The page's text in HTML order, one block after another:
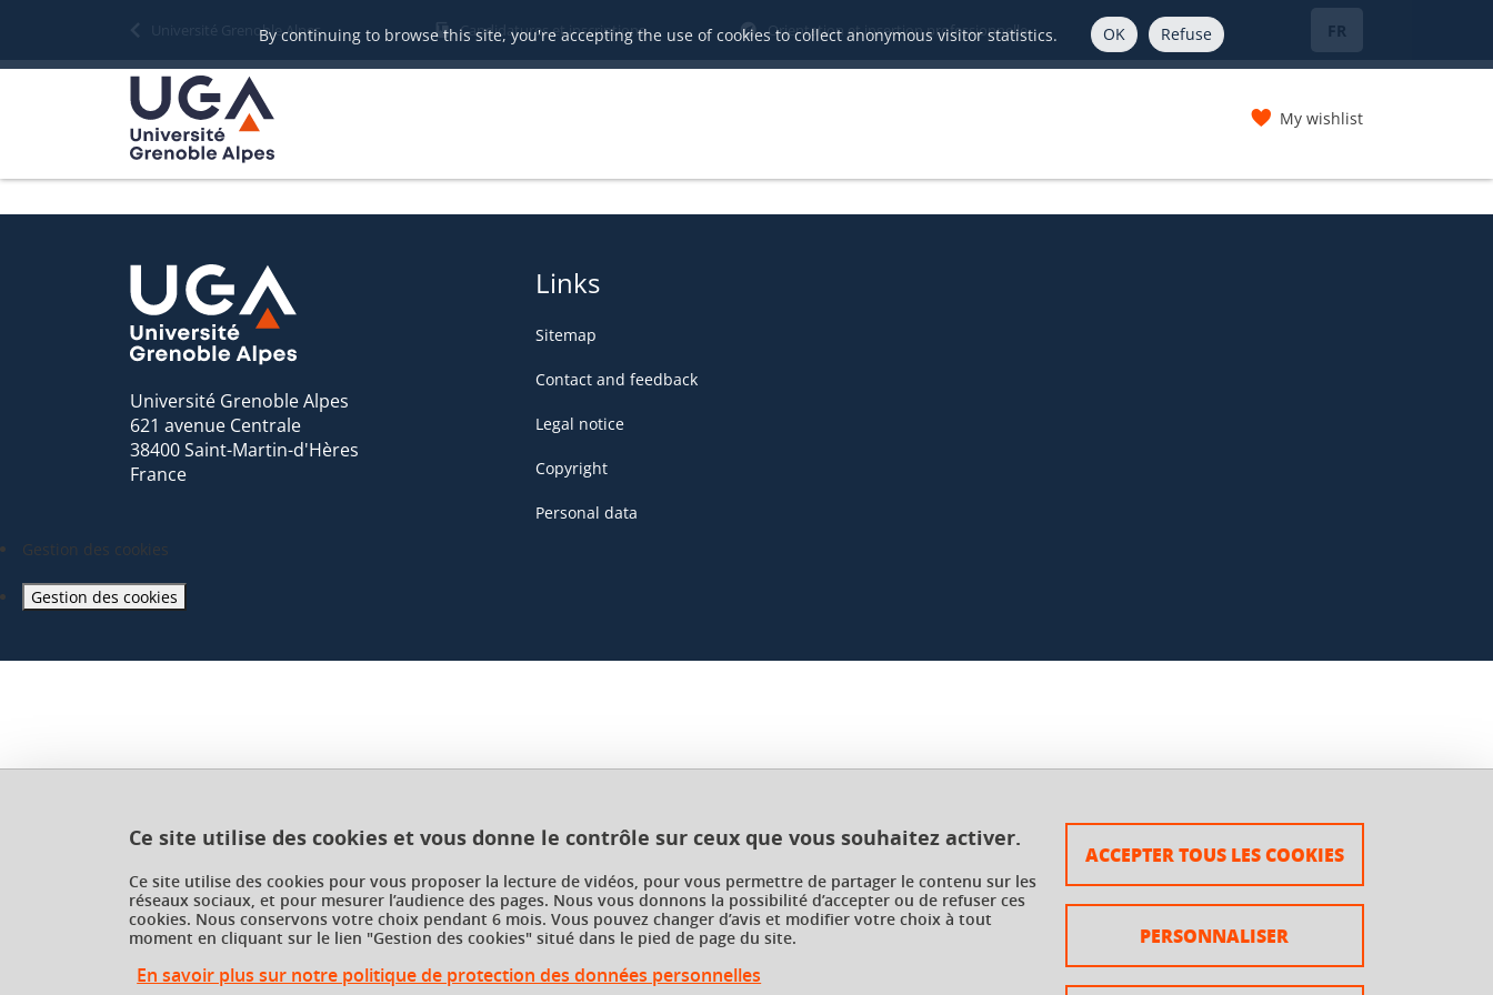
Ce site utilise des cookies et vous donne le contrôle sur ceux que vous souhaitez activer.
Ce site utilise des cookies pour vous proposer la lecture de vidéos, pour vous permettre de partager le contenu sur les
réseaux sociaux, et pour mesurer l’audience des pages. Nous vous donnons la possibilité d’accepter ou de refuser ces
cookies. Nous conservons votre choix pendant 6 mois. Vous pouvez changer d’avis et modifier votre choix à tout
moment en cliquant sur le lien "Gestion des cookies" situé dans le pied de page du site.
En savoir plus sur notre politique de protection des données personnelles
ACCEPTER TOUS LES COOKIES
PERSONNALISER
By continuing to browse this site, you're accepting the use of cookies to collect anonymous visitor statistics. OK Refuse
Université Grenoble Alpes Candidatures et inscriptions Orientation et insertion professionnelle FR
My wishlist
Université Grenoble Alpes
621 avenue Centrale
38400 Saint-Martin-d'Hères
France
Links
Sitemap
Contact and feedback
Legal notice
Copyright
Personal data
Gestion des cookies
Gestion des cookies